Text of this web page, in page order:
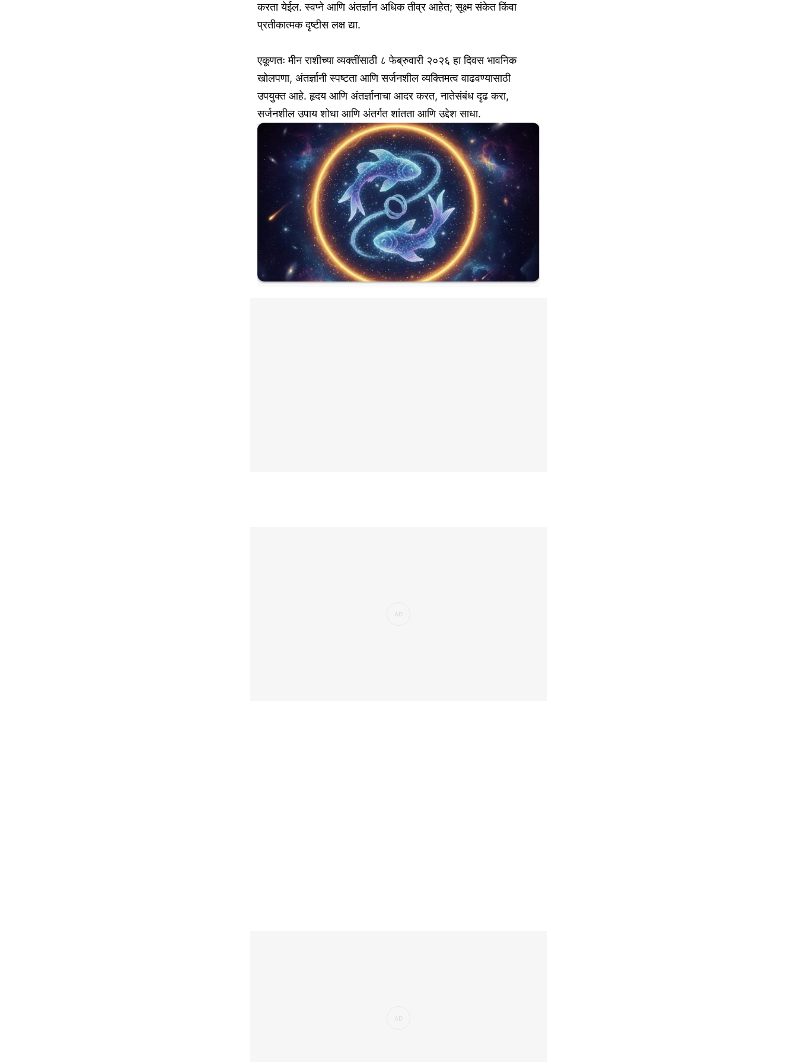
करता येईल. स्वप्ने आणि अंतर्ज्ञान अधिक तीव्र आहेत; सूक्ष्म संकेत किंवा
प्रतीकात्मक दृष्टीस लक्ष द्या.
एकूणतः मीन राशीच्या व्यक्तींसाठी ८ फेब्रुवारी २०२६ हा दिवस भावनिक
खोलपणा, अंतर्ज्ञानी स्पष्टता आणि सर्जनशील व्यक्तिमत्व वाढवण्यासाठी
उपयुक्त आहे. हृदय आणि अंतर्ज्ञानाचा आदर करत, नातेसंबंध दृढ करा,
सर्जनशील उपाय शोधा आणि अंतर्गत शांतता आणि उद्देश साधा.